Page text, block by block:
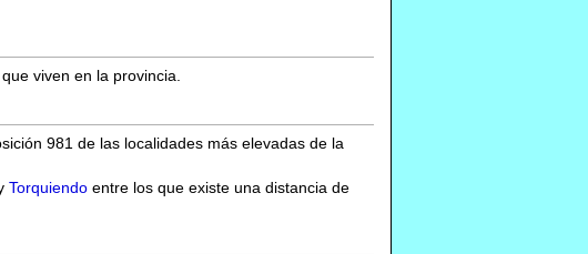
viven en la provincia.
981 de las localidades más elevadas de la
Torquiendo entre los que existe una distancia de